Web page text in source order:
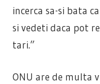
incerca sa-si bata
si vedeti daca pot
tari.”
ONU are de multa